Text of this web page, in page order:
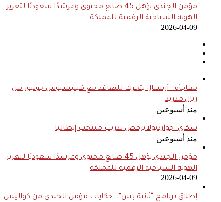
مؤمن الجندي يؤهل 45 صانع محتوى ومرشدًا سعوديًا لتعزيز
الهوية السياحية الرقمية للمملكة
2026-04-09
مفاجأة.. أرسنال يتحرك للتعاقد مع فينيسيوس جونيور من
ريال مدريد
منذ أسبوعين
سكاي: جوارديولا يرفض تدريب منتخب إيطاليا
منذ أسبوعين
مؤمن الجندي يؤهل 45 صانع محتوى ومرشدًا سعوديًا لتعزيز
الهوية السياحية الرقمية للمملكة
2026-04-09
إطلاق برنامج “ثانية بس”.. حكايات مؤمن الجندي من كواليس